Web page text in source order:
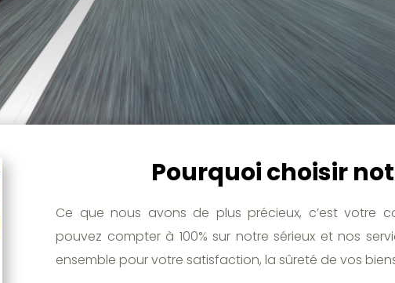
Pourquoi choisir
Ce que nous avons de plus précieux, c’est votre
pouvez compter à 100% sur notre sérieux et nos
ensemble pour votre satisfaction, la sûreté de vos